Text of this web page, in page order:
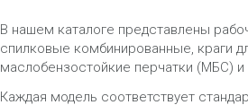
В нашем каталоге представлены
спилковые комбинированные, краги
маслобензостойкие перчатки (МБС)
Каждая модель соответствует